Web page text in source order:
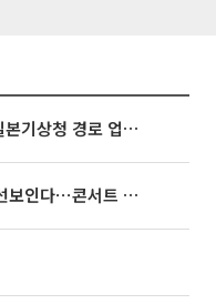
태풍 '돌핀' 오키나와 접근…일본기상청 경로 업데이트
빅뱅, 20주년 기념 '새 뱅봉' 선보인다⋯콘서트 앞두고 팝업 개최